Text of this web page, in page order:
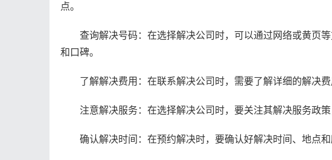
点。
查询解决号码：在选择解决公司时，可以通过网络或黄页等
和口碑。
了解解决费用：在联系解决公司时，需要了解详细的解决费
注意解决服务：在选择解决公司时，要关注其解决服务政策
确认解决时间：在预约解决时，要确认好解决时间、地点和